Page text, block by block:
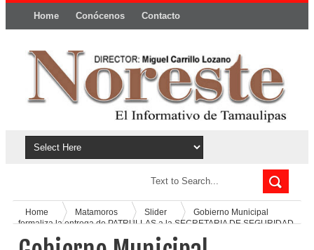
Home Conócenos Contacto
Home Matamoros Slider
Gobierno Municipal
formaliza la entrega de PATRULLAS a la SECRETARIA DE SEGURIDAD